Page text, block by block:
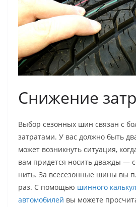
Снижение
Выбор сезонных шин связан с
затратами. У вас должно быть
может возникнуть ситуация,
вам придется носить дважды —
нить. За всесезонные шины вы
раз. С помощью шинного
автомобилей вы можете